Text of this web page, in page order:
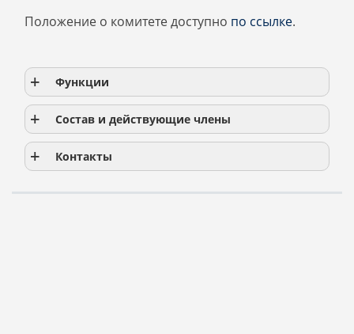
Положение о комитете доступно по ссылке.
Функции
Состав и действующие члены
Контакты